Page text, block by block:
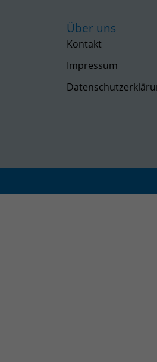
Über uns
Kontakt
Impressum